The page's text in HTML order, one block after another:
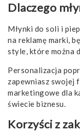
Dlaczego
Młynki do soli i
na reklamę marki,
style, które można
Personalizacja
zapewniasz swojej
marketingowe dla
świecie biznesu.
Korzyści z